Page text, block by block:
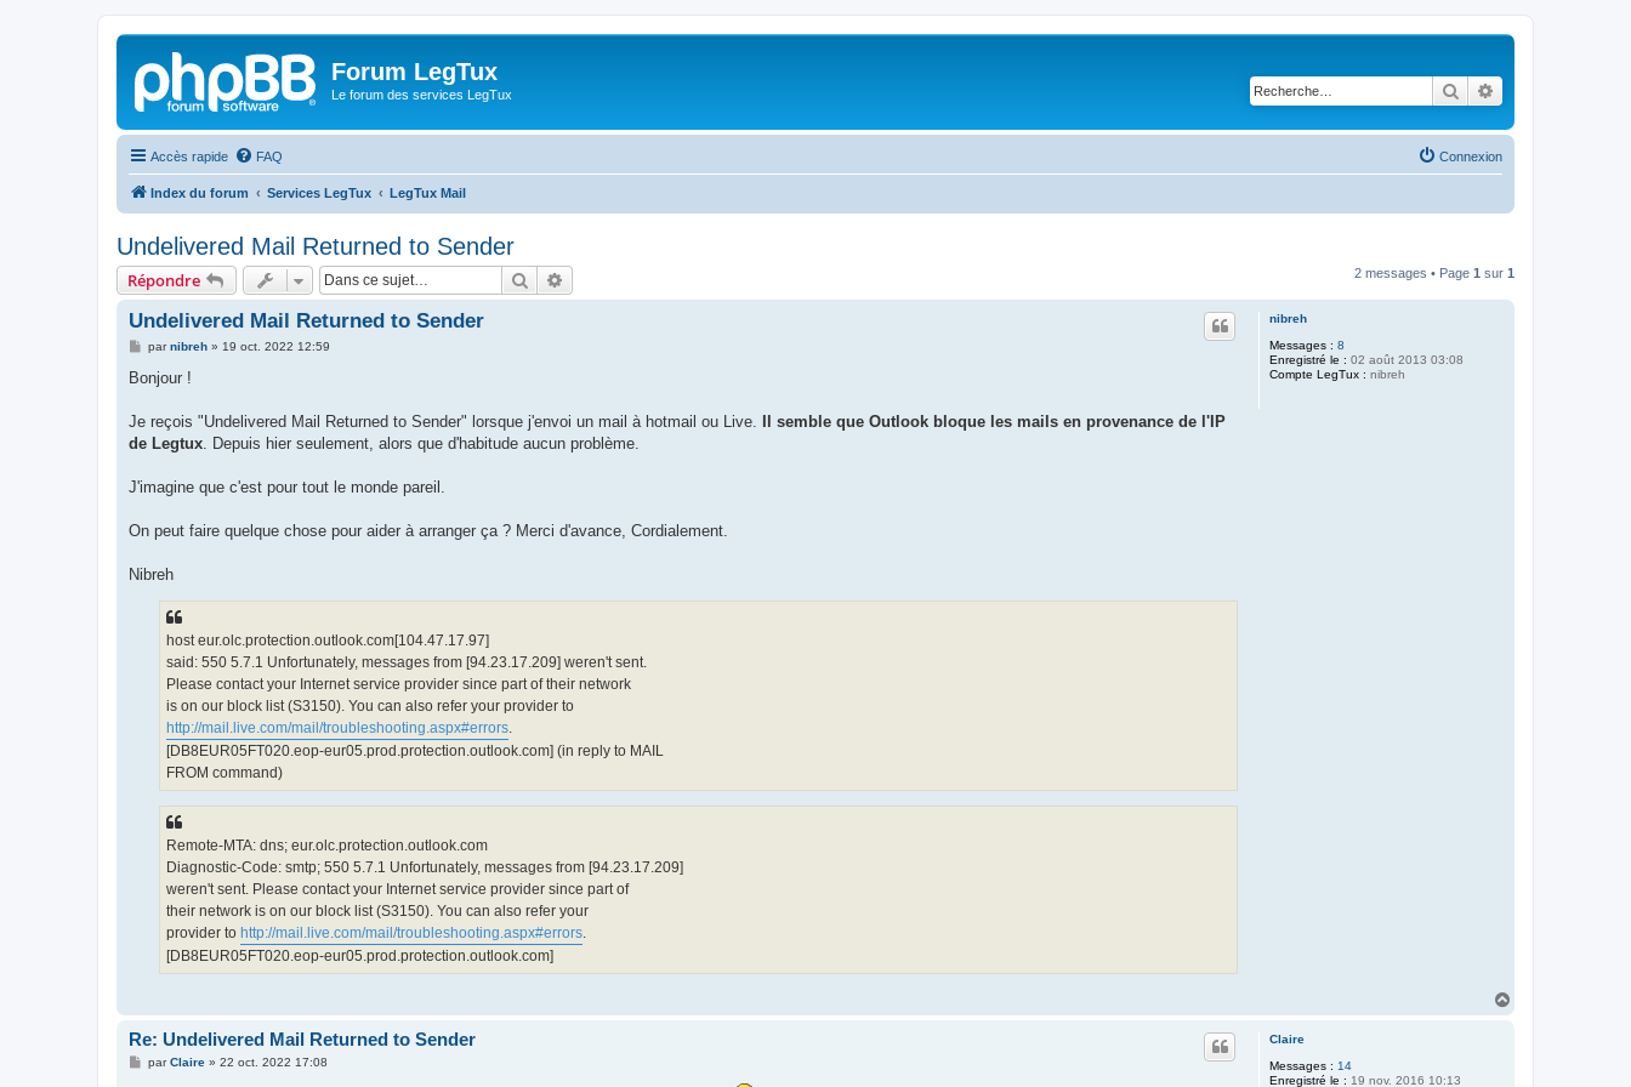
Forum LegTux
Le forum des services LegTux Rechercher
Accès rapide FAQ Connexion
Index du forum Services LegTux LegTux Mail
Undelivered Mail Returned to Sender
Répondre Rechercher 2 messages • Page 1 sur 1
nibreh
Messages : 8
Enregistré le : 02 août 2013 03:08
Compte LegTux : nibreh
Undelivered Mail Returned to Sender
M
s
g
parnibreh» 19 oct. 2022 12:59
Bonjour !
Je reçois "Undelivered Mail Returned to Sender" lorsque j'envoi un mail à hotmail ou Live. Il semble que Outlook bloque les mails en provenance de l'IP
de Legtux . Depuis hier seulement, alors que d'habitude aucun problème.
J'imagine que c'est pour tout le monde pareil.
On peut faire quelque chose pour aider à arranger ça ? Merci d'avance, Cordialement.
Nibreh
host eur.olc.protection.outlook.com[104.47.17.97]
said: 550 5.7.1 Unfortunately, messages from [94.23.17.209] weren't sent.
Please contact your Internet service provider since part of their network
is on our block list (S3150). You can also refer your provider to
http://mail.live.com/mail/troubleshooting.aspx#errors.
[DB8EUR05FT020.eop-eur05.prod.protection.outlook.com] (in reply to MAIL
FROM command)
Remote-MTA: dns; eur.olc.protection.outlook.com
Diagnostic-Code: smtp; 550 5.7.1 Unfortunately, messages from [94.23.17.209]
weren't sent. Please contact your Internet service provider since part of
their network is on our block list (S3150). You can also refer your
provider to http://mail.live.com/mail/troubleshooting.aspx#errors.
[DB8EUR05FT020.eop-eur05.prod.protection.outlook.com]
Claire
Messages : 14
Enregistré le : 19 nov. 2016 10:13
Re: Undelivered Mail Returned to Sender
MparClaire» 22 oct. 2022 17:08